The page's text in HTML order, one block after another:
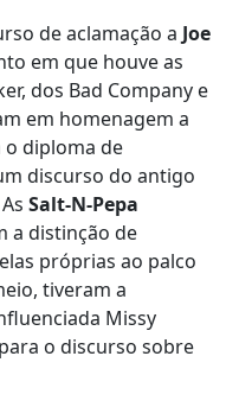
de aclamação a Joe
em que houve as
dos Bad Company e
em homenagem a
o diploma de
discurso do antigo
Salt-N-Pepa
a distinção de
próprias ao palco
tiveram a
Missy
o discurso sobre